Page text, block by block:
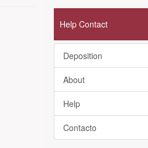
Help Contact
Deposition
About
Help
Contacto